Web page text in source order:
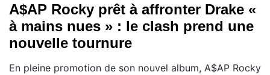
A$AP Rocky prêt à affronter Drake «
à mains nues » : le clash prend une
nouvelle tournure
En pleine promotion de son nouvel album, A$AP Rocky